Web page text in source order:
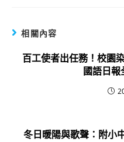
相關內容
百工使者出任務！校園
國語日報
冬日暖陽與歌聲：附小